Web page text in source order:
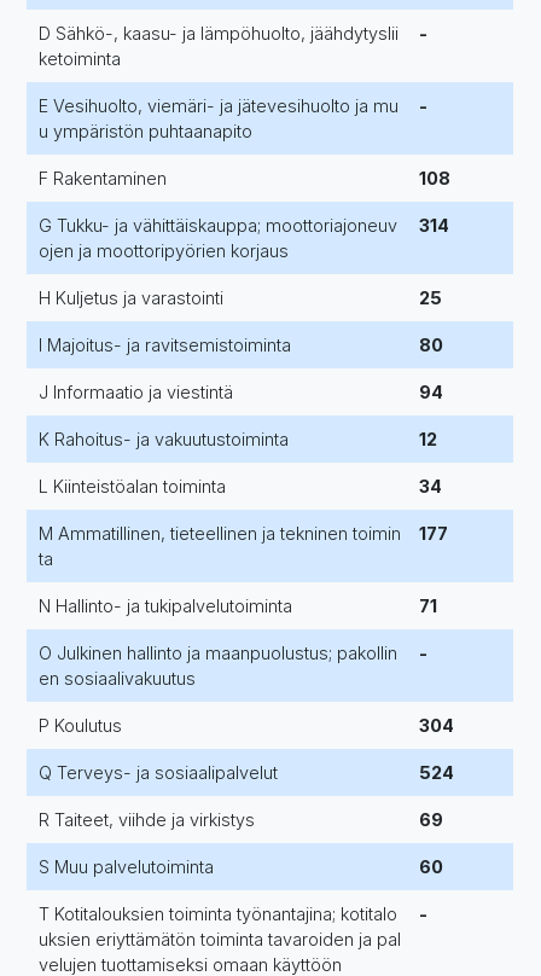
D Sähkö-, kaasu- ja lämpöhuolto, jäähdytyslii
ketoiminta
-
E Vesihuolto, viemäri- ja jätevesihuolto ja mu
u ympäristön puhtaanapito
-
F Rakentaminen 108
G Tukku- ja vähittäiskauppa; moottoriajoneuv
ojen ja moottoripyörien korjaus
314
H Kuljetus ja varastointi 25
I Majoitus- ja ravitsemistoiminta 80
J Informaatio ja viestintä 94
K Rahoitus- ja vakuutustoiminta 12
L Kiinteistöalan toiminta 34
M Ammatillinen, tieteellinen ja tekninen toimin
ta
177
N Hallinto- ja tukipalvelutoiminta 71
O Julkinen hallinto ja maanpuolustus; pakollin
en sosiaalivakuutus
-
P Koulutus 304
Q Terveys- ja sosiaalipalvelut 524
R Taiteet, viihde ja virkistys 69
S Muu palvelutoiminta 60
T Kotitalouksien toiminta työnantajina; kotitalo
uksien eriyttämätön toiminta tavaroiden ja pal
velujen tuottamiseksi omaan käyttöön
-